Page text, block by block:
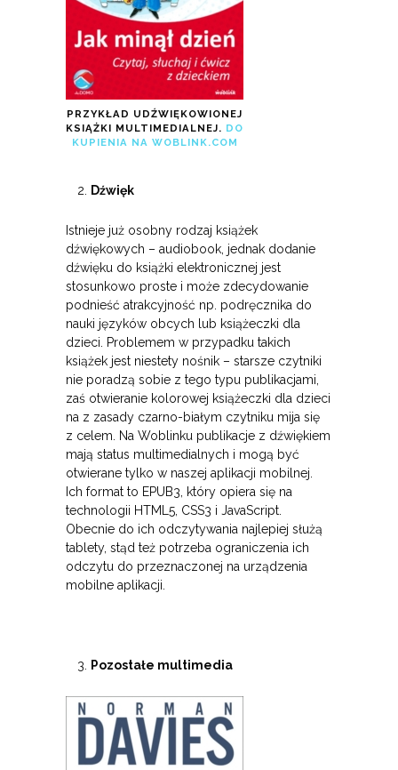
PRZYKŁAD UDŹWIĘKOWIONEJ
KSIĄŻKI MULTIMEDIALNEJ. DO
KUPIENIA NA WOBLINK.COM
Dźwięk
Istnieje już osobny rodzaj książek
dźwiękowych – audiobook, jednak dodanie
dźwięku do książki elektronicznej jest
stosunkowo proste i może zdecydowanie
podnieść atrakcyjność np. podręcznika do
nauki języków obcych lub książeczki dla
dzieci. Problemem w przypadku takich
książek jest niestety nośnik – starsze czytniki
nie poradzą sobie z tego typu publikacjami,
zaś otwieranie kolorowej książeczki dla dzieci
na z zasady czarno-białym czytniku mija się
z celem. Na Woblinku publikacje z dźwiękiem
mają status multimedialnych i mogą być
otwierane tylko w naszej aplikacji mobilnej.
Ich format to EPUB3, który opiera się na
technologii HTML5, CSS3 i JavaScript.
Obecnie do ich odczytywania najlepiej służą
tablety, stąd też potrzeba ograniczenia ich
odczytu do przeznaczonej na urządzenia
mobilne aplikacji.
Pozostałe multimedia